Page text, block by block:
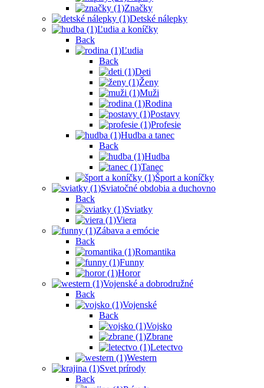
Značky
Detské nálepky
Ľudia a koníčky
Back
Ľudia
Back
Deti
Ženy
Muži
Rodina
Postavy
Profesie
Hudba a tanec
Back
Hudba
Tanec
Šport a koníčky
Sviatočné obdobia a duchovno
Back
Sviatky
Viera
Zábava a emócie
Back
Romantika
Funny
Horor
Vojenské a dobrodružné
Back
Vojenské
Back
Vojsko
Zbrane
Letectvo
Western
Svet prírody
Back